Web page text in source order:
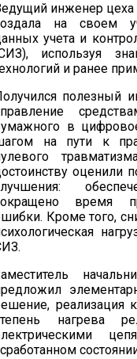
инженер
на своем
учета и
используя
и ранее
полезный
в
на пути к
оценили
время
Кроме того,
реализация
нагрева